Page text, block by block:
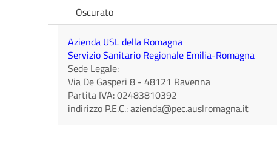
Oscurato
Azienda USL della Romagna
Servizio Sanitario Regionale Emilia-Romagna
Sede Legale:
Via De Gasperi 8 - 48121 Ravenna
Partita IVA:02483810392
indirizzo P.E.C.:azienda@pec.auslromagna.it